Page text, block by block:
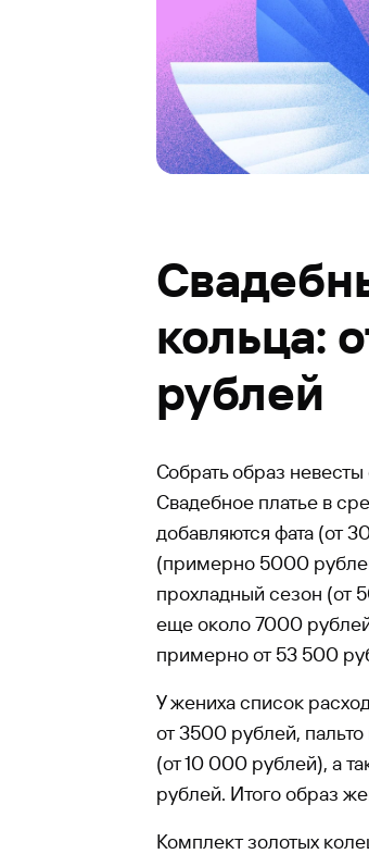
кольца:
рублей
Собрать образ
Свадебное платье в
добавляются фата (от
(примерно 5000
прохладный сезон (от
еще около 7000
примерно от 53 500
У жениха список
от 3500 рублей,
(от 10 000 рублей), а
рублей. Итого образ
Комплект золотых